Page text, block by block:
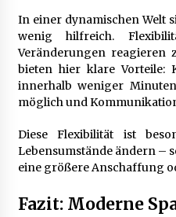
In einer dynamischen Welt
wenig hilfreich.
Veränderungen reagieren
bieten hier klare Vorteile:
innerhalb weniger
möglich und
Diese Flexibilität ist
Lebensumstände ändern –
eine größere Anschaffung
Fazit: Moderne